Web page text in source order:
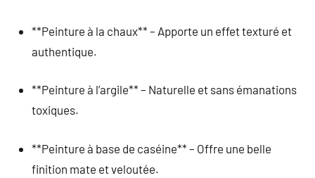
**Peinture à la chaux** – Apporte un effet texturé et
authentique.
**Peinture à l’argile** – Naturelle et sans émanations
toxiques.
**Peinture à base de caséine** – Offre une belle
finition mate et veloutée.